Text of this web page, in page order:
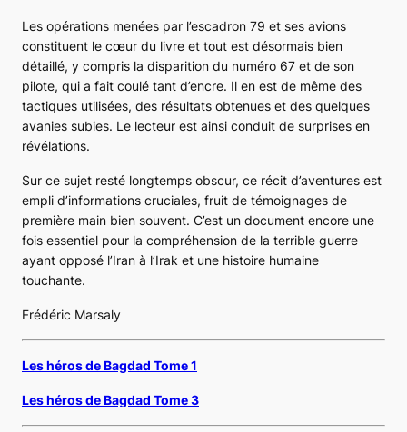
Les opérations menées par l’escadron 79 et ses avions
constituent le cœur du livre et tout est désormais bien
détaillé, y compris la disparition du numéro 67 et de son
pilote, qui a fait coulé tant d’encre. Il en est de même des
tactiques utilisées, des résultats obtenues et des quelques
avanies subies. Le lecteur est ainsi conduit de surprises en
révélations.
Sur ce sujet resté longtemps obscur, ce récit d’aventures est
empli d’informations cruciales, fruit de témoignages de
première main bien souvent. C’est un document encore une
fois essentiel pour la compréhension de la terrible guerre
ayant opposé l’Iran à l’Irak et une histoire humaine
touchante.
Frédéric Marsaly
Les héros de Bagdad Tome 1
Les héros de Bagdad Tome 3